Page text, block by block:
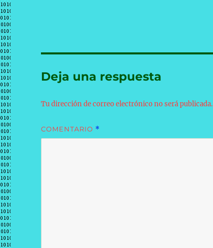
Deja una respuesta
Tu dirección de correo electrónico no será publicada.
COMENTARIO *